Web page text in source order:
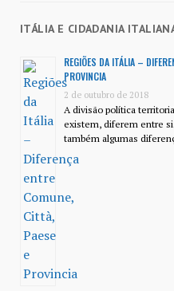
ITÁLIA E CIDADANIA
REGIÕES DA ITÁLIA –
PROVINCIA
2 de outubro de 2018
A divisão política
existem, diferem entre
também algumas